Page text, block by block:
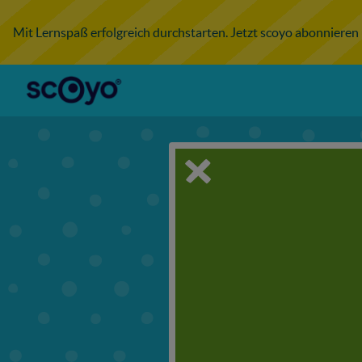
Mit Lernspaß erfolgreich durchstarten. Jetzt scoyo